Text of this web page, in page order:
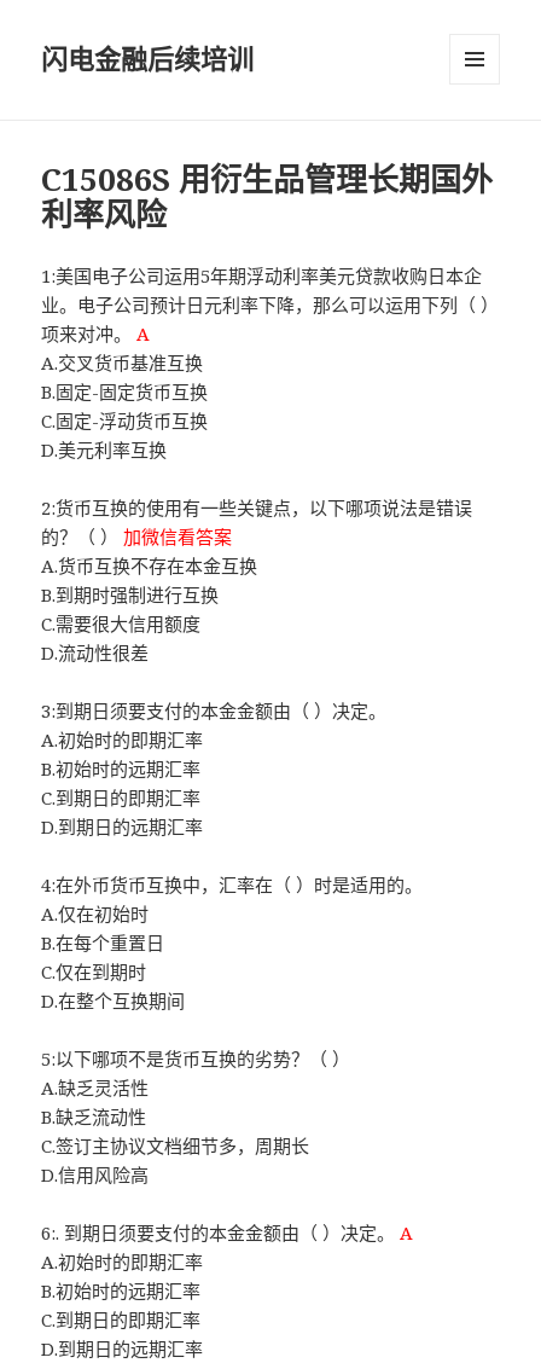
闪电金融后续培训
C15086S 用衍生品管理长期国外
利率风险
1:美国电子公司运用5年期浮动利率美元贷款收购日本企
业。电子公司预计日元利率下降，那么可以运用下列（ ）
项来对冲。A
A.交叉货币基准互换
B.固定-固定货币互换
C.固定-浮动货币互换
D.美元利率互换
2:货币互换的使用有一些关键点，以下哪项说法是错误
的？（ ）加微信看答案
A.货币互换不存在本金互换
B.到期时强制进行互换
C.需要很大信用额度
D.流动性很差
3:到期日须要支付的本金金额由（ ）决定。
A.初始时的即期汇率
B.初始时的远期汇率
C.到期日的即期汇率
D.到期日的远期汇率
4:在外币货币互换中，汇率在（ ）时是适用的。
A.仅在初始时
B.在每个重置日
C.仅在到期时
D.在整个互换期间
5:以下哪项不是货币互换的劣势？（ ）
A.缺乏灵活性
B.缺乏流动性
C.签订主协议文档细节多，周期长
D.信用风险高
6:. 到期日须要支付的本金金额由（ ）决定。A
A.初始时的即期汇率
B.初始时的远期汇率
C.到期日的即期汇率
D.到期日的远期汇率